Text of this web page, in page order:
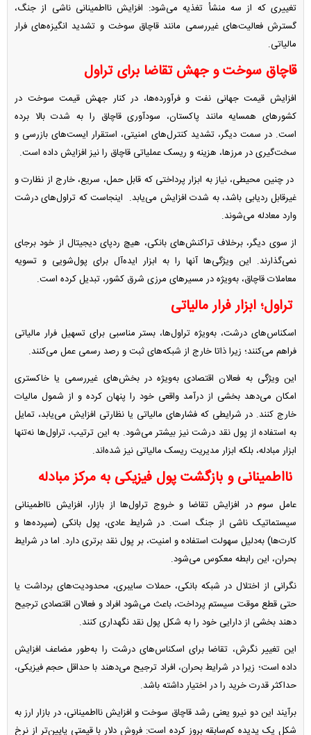
تغییری که از سه منشأ تغذیه می‌شود: افزایش نااطمینانی ناشی از جنگ،
گسترش فعالیت‌های غیررسمی مانند قاچاق سوخت و تشدید انگیزه‌های فرار
مالیاتی.
قاچاق سوخت و جهش تقاضا برای تراول
افزایش قیمت جهانی نفت و فرآورده‌ها، در کنار جهش قیمت سوخت در
کشورهای همسایه مانند پاکستان، سودآوری قاچاق را به شدت بالا برده
است. در سمت دیگر، تشدید کنترل‌های امنیتی، استقرار ایست‌های بازرسی و
سخت‌گیری در مرزها، هزینه و ریسک عملیاتی قاچاق را نیز افزایش داده است.
در چنین محیطی، نیاز به ابزار پرداختی که قابل حمل، سریع، خارج از نظارت و
غیرقابل ردیابی باشد، به شدت افزایش می‌یابد. اینجاست که تراول‌های درشت
وارد معادله می‌شوند.
از سوی دیگر، برخلاف تراکنش‌های بانکی، هیچ ردپای دیجیتال از خود برجای
نمی‌گذارند. این ویژگی‌ها آنها را به ابزار ایده‌آل برای پول‌شویی و تسویه
معاملات قاچاق، به‌ویژه در مسیرهای مرزی شرق کشور، تبدیل کرده است.
تراول؛ ابزار فرار مالیاتی
اسکناس‌های درشت، به‌ویژه تراول‌ها، بستر مناسبی برای تسهیل فرار مالیاتی
فراهم می‌کنند؛ زیرا ذاتا خارج از شبکه‌های ثبت و رصد رسمی عمل می‌کنند.
این ویژگی به فعالان اقتصادی به‌ویژه در بخش‌های غیررسمی یا خاکستری
امکان می‌دهد بخشی از درآمد واقعی خود را پنهان کرده و از شمول مالیات
خارج کنند. در شرایطی که فشارهای مالیاتی یا نظارتی افزایش می‌یابد، تمایل
به استفاده از پول نقد درشت نیز بیشتر می‌شود. به این ترتیب، تراول‌ها نه‌تنها
ابزار مبادله، بلکه ابزار مدیریت ریسک مالیاتی نیز شده‌اند.
نااطمینانی و بازگشت پول فیزیکی به مرکز مبادله
عامل سوم در افزایش تقاضا و خروج تراول‌ها از بازار، افزایش نااطمینانی
سیستماتیک ناشی از جنگ است. در شرایط عادی، پول بانکی (سپرده‌ها و
کارت‌ها) به‌دلیل سهولت استفاده و امنیت، بر پول نقد برتری دارد. اما در شرایط
بحران، این رابطه معکوس می‌شود.
نگرانی از اختلال در شبکه بانکی، حملات سایبری، محدودیت‌های برداشت یا
حتی قطع موقت سیستم پرداخت، باعث می‌شود افراد و فعالان اقتصادی ترجیح
دهند بخشی از دارایی خود را به شکل پول نقد نگهداری کنند.
این تغییر نگرش، تقاضا برای اسکناس‌های درشت را به‌طور مضاعف افزایش
داده است؛ زیرا در شرایط بحران، افراد ترجیح می‌دهند با حداقل حجم فیزیکی،
حداکثر قدرت خرید را در اختیار داشته باشد.
برآیند این دو نیرو یعنی رشد قاچاق سوخت و افزایش نااطمینانی، در بازار ارز به
شکل یک پدیده کم‌سابقه بروز کرده است: فروش دلار با قیمتی پایین‌تر از نرخ